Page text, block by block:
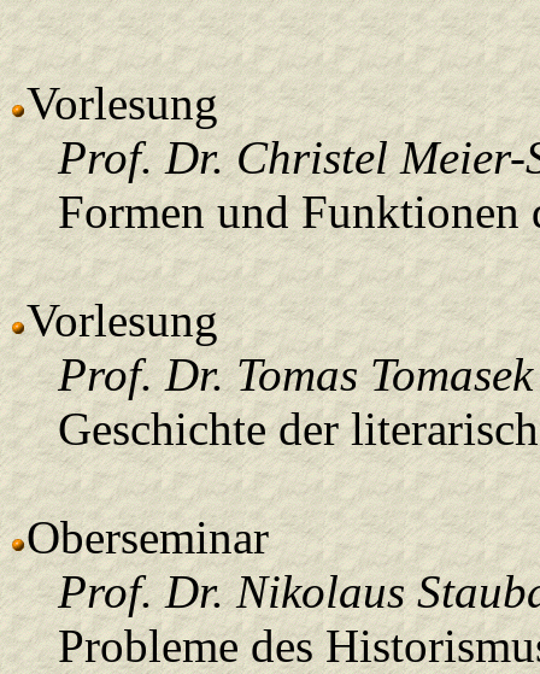
Vorlesung
Prof. Dr. Christel Meier-
Formen und
Vorlesung
Prof. Dr. Tomas Tomasek
Geschichte der
Oberseminar
Prof. Dr. Nikolaus
Probleme des